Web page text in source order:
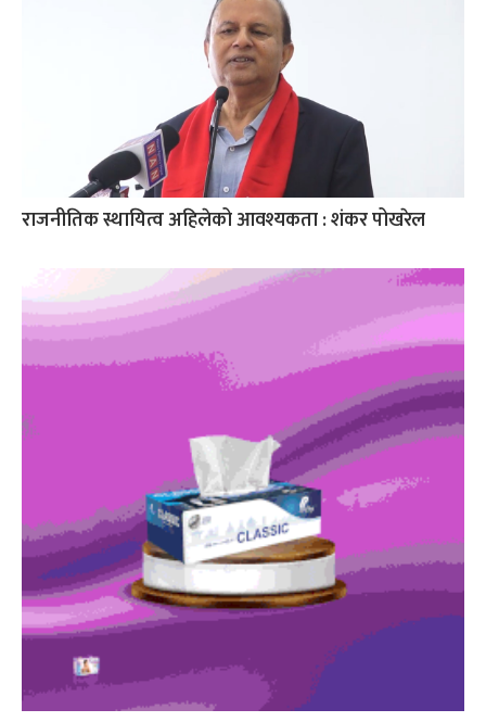
राजनीतिक स्थायित्व अहिलेको आवश्यकता : शंकर पोखरेल